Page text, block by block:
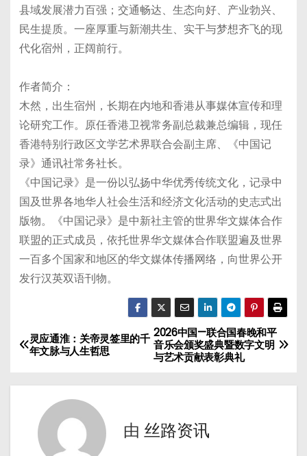
县域发展潜力百强；交通畅达、生态向好、产业勃兴、
民生提质。一座厚重与新潮共生、实干与梦想齐飞的现
代化宿州，正阔前行。
作者简介：
木然，出生宿州，长期在内地和香港从事媒体宣传和理
论研究工作。原任香港卫视常务副总裁兼总编辑，现任
香港特别行政区文学艺术界联合会副主席、《中国记
录》通讯社常务社长。
《中国记录》是一份以弘扬中华优秀传统文化，记录中
国及世界各地华人社会生活和经济文化活动的史志式出
版物。《中国记录》是中新社主管的世界华文媒体合作
联盟的正式成员，依托世界华文媒体合作联盟遍及世界
一百多个国家和地区的华文媒体传播网络，向世界公开
发行汉英双语刊物。
文
航
2026中国—联合国春晚和平
音乐会颁奖盛典暨数字文明
与艺术贡献表彰典礼
灵应通淮：关帝灵签里的千
年文脉与人生哲思
由 丝路资讯